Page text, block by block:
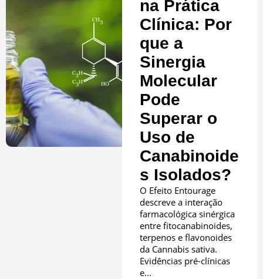
na Prática
Clínica: Por
que a
Sinergia
Molecular
Pode
Superar o
Uso de
Canabinoide
s Isolados?
O Efeito Entourage
descreve a interação
farmacológica sinérgica
entre fitocanabinoides,
terpenos e flavonoides
da Cannabis sativa.
Evidências pré-clínicas
e...